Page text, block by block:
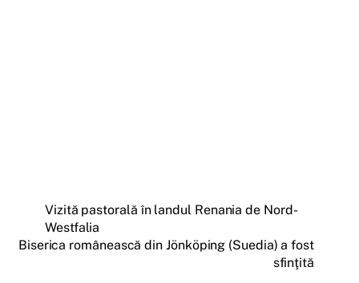
Vizită pastorală în landul Renania de Nord-
Westfalia
Biserica românească din Jönköping (Suedia) a fost
sfinţită